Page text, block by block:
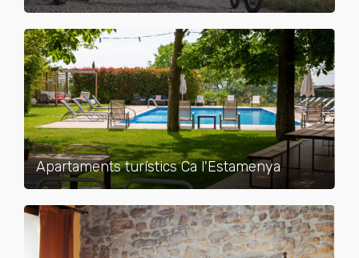
Apartaments turístics Ca l'Estamenya